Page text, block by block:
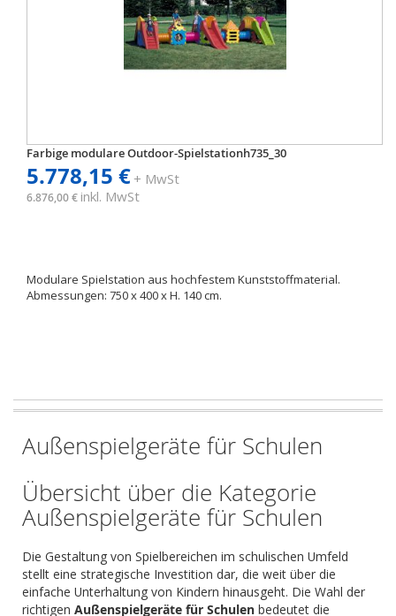
Farbige modulare Outdoor-Spielstationh735_30
5.778,15 €+ MwSt
6.876,00 € inkl. MwSt
Modulare Spielstation aus hochfestem Kunststoffmaterial.
Abmessungen: 750 x 400 x H. 140 cm.
Außenspielgeräte für Schulen
Übersicht über die Kategorie
Außenspielgeräte für Schulen
Die Gestaltung von Spielbereichen im schulischen Umfeld
stellt eine strategische Investition dar, die weit über die
einfache Unterhaltung von Kindern hinausgeht. Die Wahl der
richtigen Außenspielgeräte für Schulen bedeutet die